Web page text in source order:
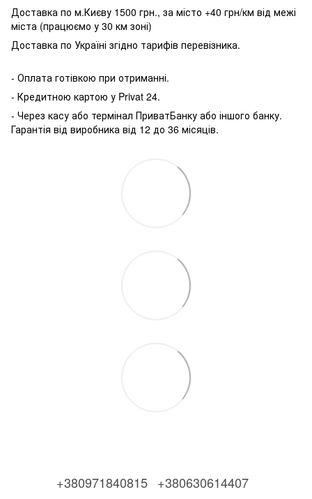
Доставка по м.Києву 1500 грн., за місто +40 грн/км від межі
міста (працюємо у 30 км зоні)
Доставка по Україні згідно тарифів перевізника.
- Оплата готівкою при отриманні.
- Кредитною картою у Privat 24.
- Через касу або термінал ПриватБанку або іншого банку.
Гарантія від виробника від 12 до 36 місяців.
+380971840815 +380630614407